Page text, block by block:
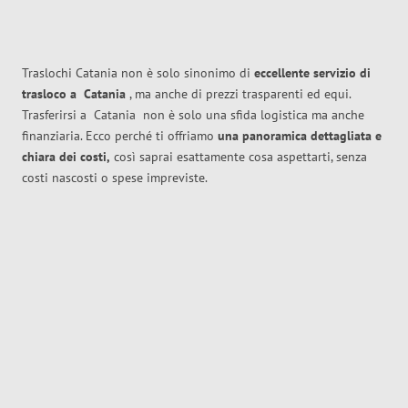
Traslochi Catania non è solo sinonimo di eccellente servizio di
trasloco a Catania , ma anche di prezzi trasparenti ed equi.
Trasferirsi a Catania non è solo una sfida logistica ma anche
finanziaria. Ecco perché ti offriamo una panoramica dettagliata e
chiara dei costi, così saprai esattamente cosa aspettarti, senza
costi nascosti o spese impreviste.